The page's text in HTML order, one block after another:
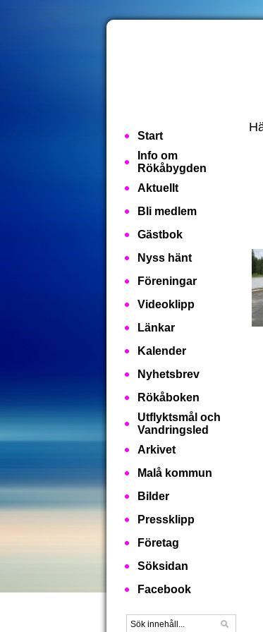
Start
Info om
Rökåbygden
Aktuellt
Bli medlem
Gästbok
Nyss hänt
Föreningar
Videoklipp
Länkar
Kalender
Nyhetsbrev
Rökåboken
Utflyktsmål och
Vandringsled
Arkivet
Malå kommun
Bilder
Pressklipp
Företag
Söksidan
Facebook